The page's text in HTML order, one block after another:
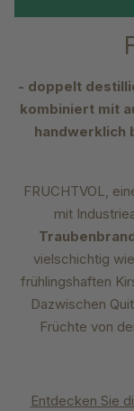
- doppelt
kombiniert mit
handwerklich
FRUCHTVOL,
mit
vielschichtig
frühlingshaften
Dazwischen
Früchte von
Entdecken Sie